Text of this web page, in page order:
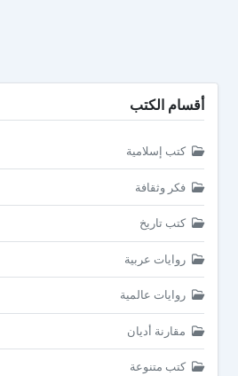
أقسام الكتب
كتب إسلامية
فكر وثقافة
كتب تاريخ
روايات عربية
روايات عالمية
مقارنة أديان
كتب متنوعة